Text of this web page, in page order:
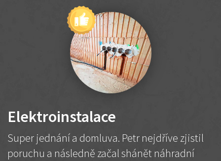
Elektroinstalace
Super jednání a domluva. Petr nejdříve zjistil
poruchu a následně začal shánět náhradní